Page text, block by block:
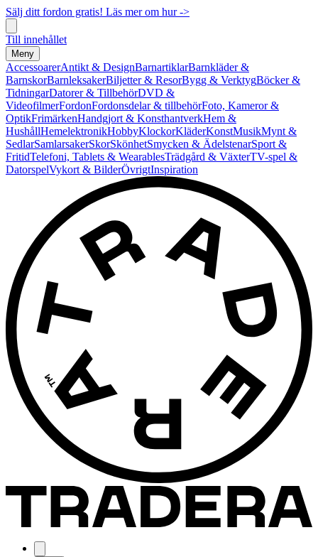
Sälj ditt fordon gratis! Läs mer om hur ->
Till innehållet
Meny
AccessoarerAntikt & DesignBarnartiklarBarnkläder &
BarnskorBarnleksakerBiljetter & ResorBygg & VerktygBöcker &
TidningarDatorer & TillbehörDVD &
VideofilmerFordonFordonsdelar & tillbehörFoto, Kameror &
OptikFrimärkenHandgjort & KonsthantverkHem &
HushållHemelektronikHobbyKlockorKläderKonstMusikMynt &
SedlarSamlarsakerSkorSkönhetSmycken & ÄdelstenarSport &
FritidTelefoni, Tablets & WearablesTrädgård & VäxterTV-spel &
DatorspelVykort & BilderÖvrigtInspiration